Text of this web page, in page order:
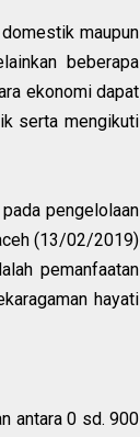
maupun
beberapa
ekonomi dapat
serta mengikuti
pengelolaan
(13/02/2019)
pemanfaatan
hayati
antara 0 sd. 900